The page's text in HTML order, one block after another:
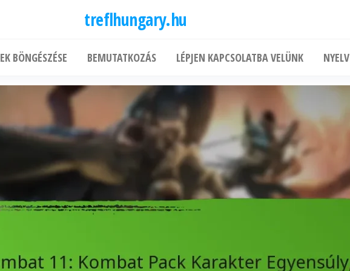
treflhungary.hu
BÖNGÉSZÉSE BEMUTATKOZÁS LÉPJEN KAPCSOLATBA VELÜNK NYELV